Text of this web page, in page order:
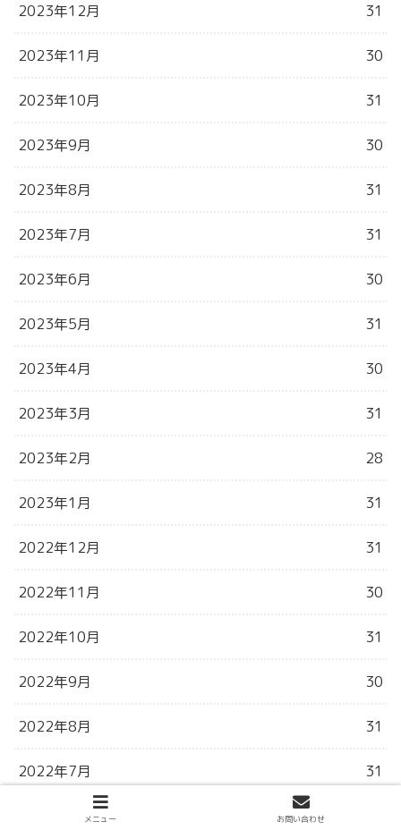
2023年12月 31
2023年11月 30
2023年10月 31
2023年9月 30
2023年8月 31
2023年7月 31
2023年6月 30
2023年5月 31
2023年4月 30
2023年3月 31
2023年2月 28
2023年1月 31
2022年12月 31
2022年11月 30
2022年10月 31
2022年9月 30
2022年8月 31
2022年7月 31
2022年6月メニュー お問い合わせ